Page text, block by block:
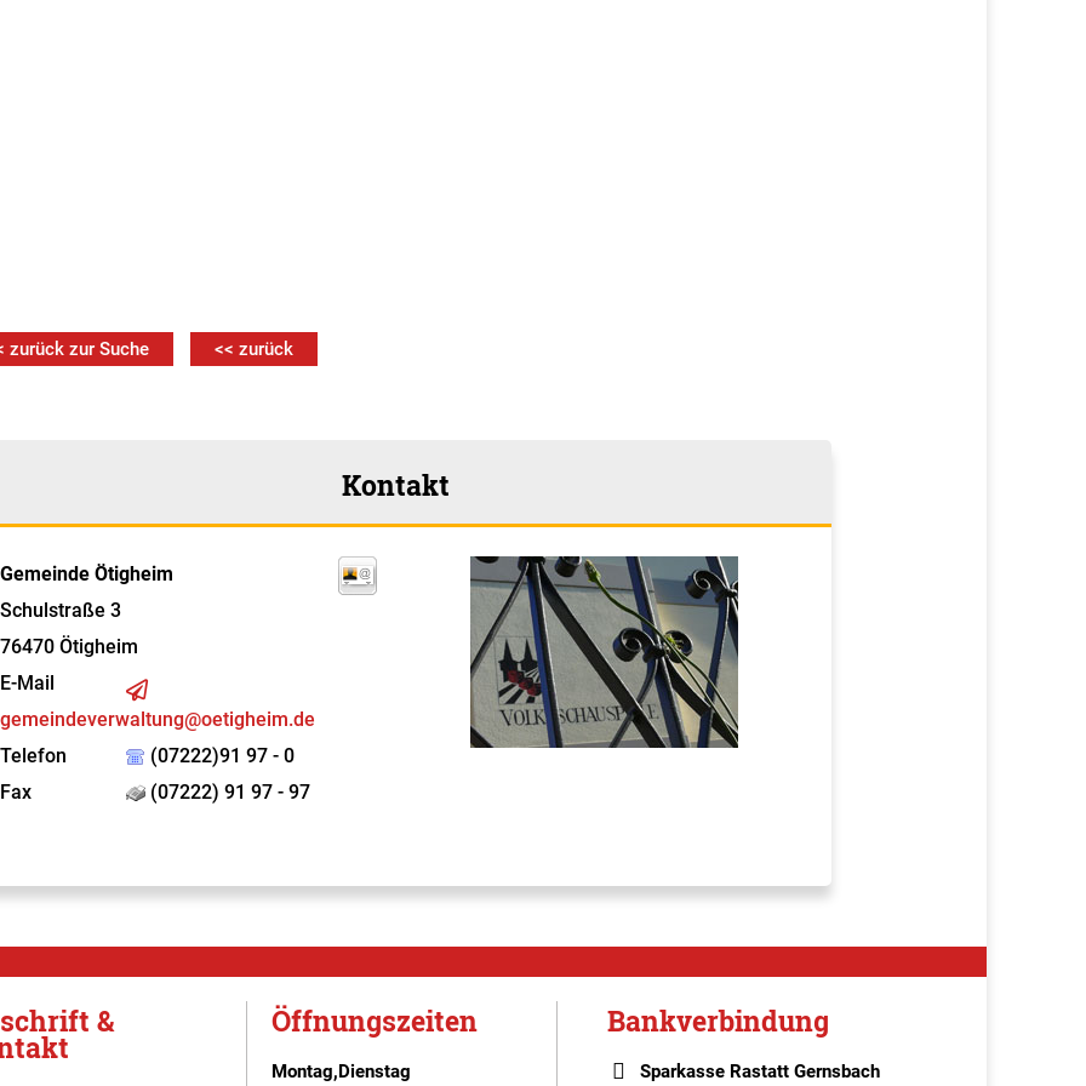
zurück zur Suche << zurück
Kontakt
Gemeinde Ötigheim
Schulstraße 3
76470 Ötigheim
E-Mail
gemeindeverwaltung@oetigheim.de
Telefon
(07222)91 97 - 0
Fax
(07222) 91 97 - 97
& Öffnungszeiten
Montag,Dienstag
Bankverbindung
Sparkasse Rastatt Gernsbach